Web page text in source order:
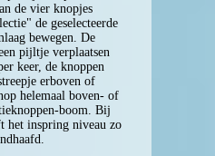
de vier knopjes
de geselecteerde
bewegen. De
pijltje verplaatsen
keer, de knoppen
erboven of
helemaal boven- of
boom. Bij
het inspring niveau zo